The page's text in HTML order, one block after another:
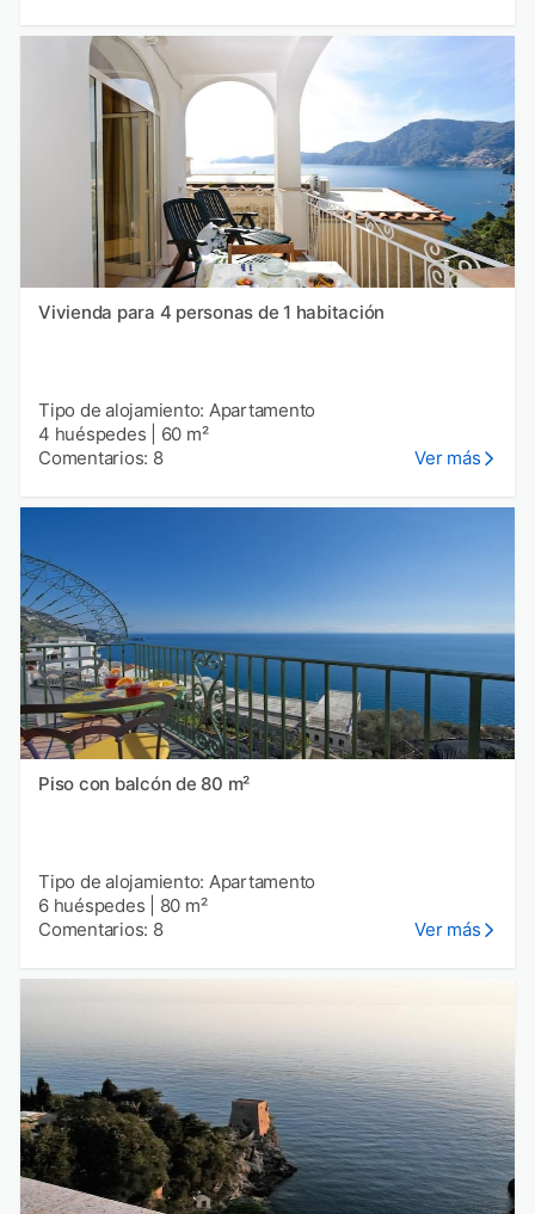
Vivienda para 4 personas de 1 habitación
Tipo de alojamiento: Apartamento
4 huéspedes
60 m²
Comentarios: 8
Ver más
Piso con balcón de 80 m²
Tipo de alojamiento: Apartamento
6 huéspedes
80 m²
Comentarios: 8
Ver más